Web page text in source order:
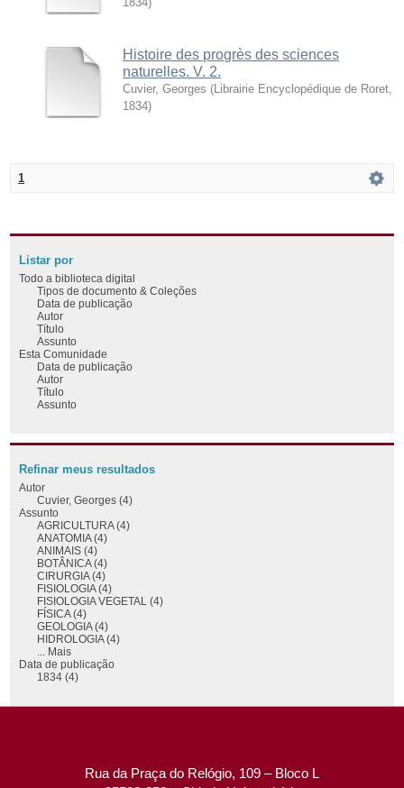
Histoire des progrès des sciences
naturelles. V. 2.
Cuvier, Georges ( Librairie Encyclopédique de Roret
1834)
1
Listar por
Todo a biblioteca digital
Tipos de documento & Coleções
Data de publicação
Autor
Título
Assunto
Esta Comunidade
Data de publicação
Autor
Título
Assunto
Refinar meus resultados
Autor
Cuvier, Georges (4)
Assunto
AGRICULTURA (4)
ANATOMIA (4)
ANIMAIS (4)
BOTÂNICA (4)
CIRURGIA (4)
FISIOLOGIA (4)
FISIOLOGIA VEGETAL (4)
FÍSICA (4)
GEOLOGIA (4)
HIDROLOGIA (4)
... Mais
Data de publicação
1834 (4)
Rua da Praça do Relógio, 109 – Bloco L